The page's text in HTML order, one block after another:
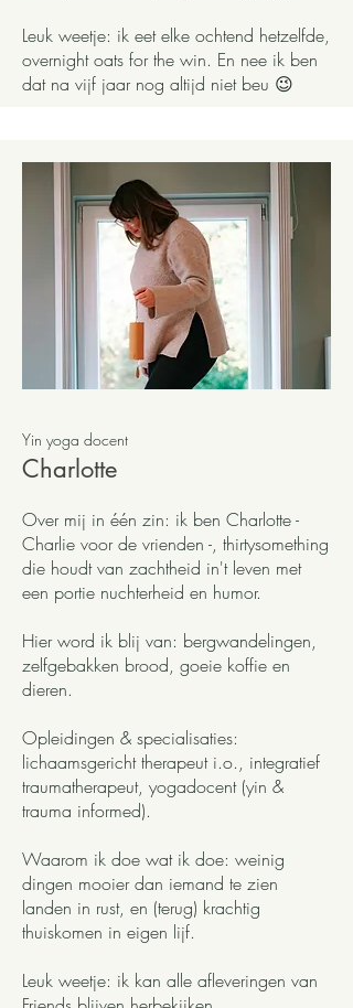
Leuk weetje: ik eet elke ochtend hetzelfde,
overnight oats for the win. En nee ik ben
dat na vijf jaar nog altijd niet beu 😉
Yin yoga docent
Charlotte
Over mij in één zin: ik ben Charlotte -
Charlie voor de vrienden -, thirtysomething
die houdt van zachtheid in't leven met
een portie nuchterheid en humor.
Hier word ik blij van: bergwandelingen,
zelfgebakken brood, goeie koffie en
dieren.
Opleidingen & specialisaties:
lichaamsgericht therapeut i.o., integratief
traumatherapeut, yogadocent (yin &
trauma informed).
Waarom ik doe wat ik doe: weinig
dingen mooier dan iemand te zien
landen in rust, en (terug) krachtig
thuiskomen in eigen lijf.
Leuk weetje: ik kan alle afleveringen van